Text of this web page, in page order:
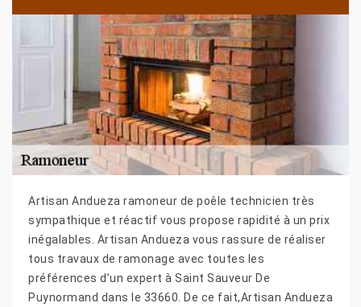
Artisan Andueza ramoneur de poêle technicien très
sympathique et réactif vous propose rapidité à un prix
inégalables. Artisan Andueza vous rassure de réaliser
tous travaux de ramonage avec toutes les
préférences d’un expert à Saint Sauveur De
Puynormand dans le 33660. De ce fait,Artisan Andueza